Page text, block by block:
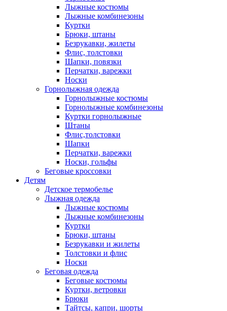
Лыжные костюмы
Лыжные комбинезоны
Куртки
Брюки, штаны
Безрукавки, жилеты
Флис, толстовки
Шапки, повязки
Перчатки, варежки
Носки
Горнолыжная одежда
Горнолыжные костюмы
Горнолыжные комбинезоны
Куртки горнолыжные
Штаны
Флис,толстовки
Шапки
Перчатки, варежки
Носки, гольфы
Беговые кроссовки
Детям
Детское термобелье
Лыжная одежда
Лыжные костюмы
Лыжные комбинезоны
Куртки
Брюки, штаны
Безрукавки и жилеты
Толстовки и флис
Носки
Беговая одежда
Беговые костюмы
Куртки, ветровки
Брюки
Тайтсы, капри, шорты